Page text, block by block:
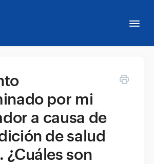
NAMI HelpLine
HelpLine En Español
Contact
por mi
a causa de
de salud
¿Cuáles son